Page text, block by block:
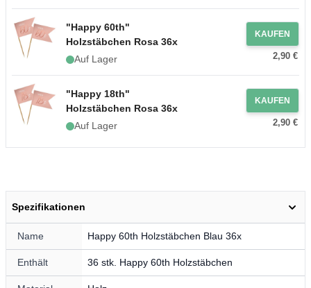
"Happy 60th"
Holzstäbchen Rosa 36x
Auf Lager
KAUFEN
2,90 €
"Happy 18th"
Holzstäbchen Rosa 36x
Auf Lager
KAUFEN
2,90 €
Spezifikationen
Name Happy 60th Holzstäbchen Blau 36x
Enthält 36 stk. Happy 60th Holzstäbchen